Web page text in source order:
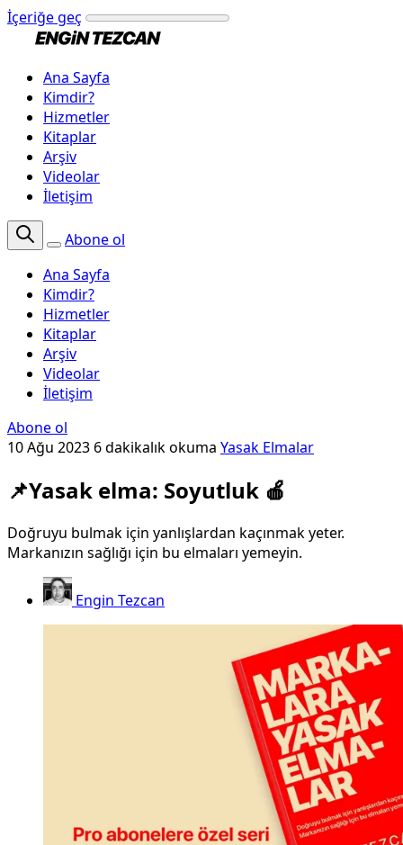
İçeriğe geç
Ana Sayfa
Kimdir?
Hizmetler
Kitaplar
Arşiv
Videolar
İletişim
Abone ol
Ana Sayfa
Kimdir?
Hizmetler
Kitaplar
Arşiv
Videolar
İletişim
Abone ol
10 Ağu 2023 6 dakikalık okuma Yasak Elmalar
📌Yasak elma: Soyutluk 🍎
Doğruyu bulmak için yanlışlardan kaçınmak yeter.
Markanızın sağlığı için bu elmaları yemeyin.
Engin Tezcan